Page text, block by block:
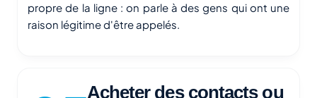
propre de la ligne : on parle à des gens qui ont une
raison légitime d'être appelés.
Acheter des contacts ou